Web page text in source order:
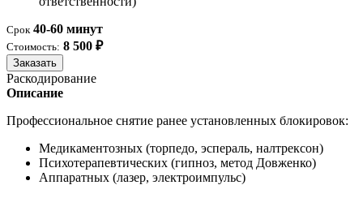
Срок 40-60 минут
Стоимость: 8 500 ₽
Заказать
Раскодирование
Описание
Профессиональное снятие ранее установленных блокировок:
Медикаментозных (торпедо, эспераль, налтрексон)
Психотерапевтических (гипноз, метод Довженко)
Аппаратных (лазер, электроимпульс)